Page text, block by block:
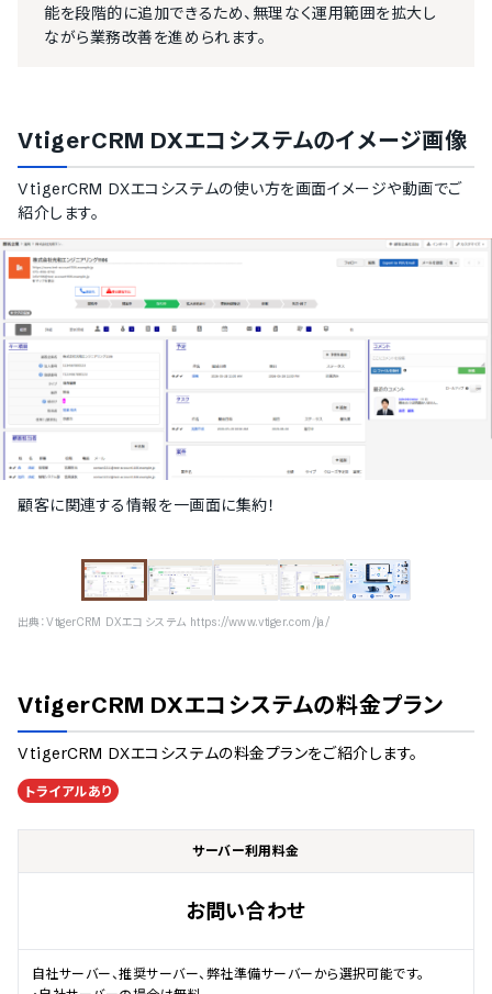
能を段階的に追加できるため、無理なく運用範囲を拡大し
ながら業務改善を進められます。
VtigerCRM DXエコシステムのイメージ画像
VtigerCRM DXエコシステムの使い方を画面イメージや動画でご
紹介します。
顧客に関連する情報を一画面に集約！
出典：VtigerCRM DXエコシステム https://www.vtiger.com/ja/
VtigerCRM DXエコシステムの料金プラン
VtigerCRM DXエコシステムの料金プランをご紹介します。
トライアルあり
サーバー利用料金
お問い合わせ
自社サーバー、推奨サーバー、弊社準備サーバーから選択可能です。